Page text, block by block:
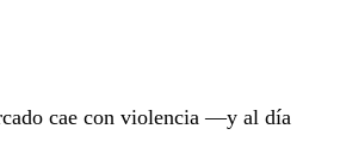
cae con violencia —y al día